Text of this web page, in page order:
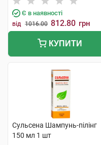
Є в наявності
від 1016.00 812.80 грн
КУПИТИ
Сульсена Шампунь-пілінг
150 мл 1 шт